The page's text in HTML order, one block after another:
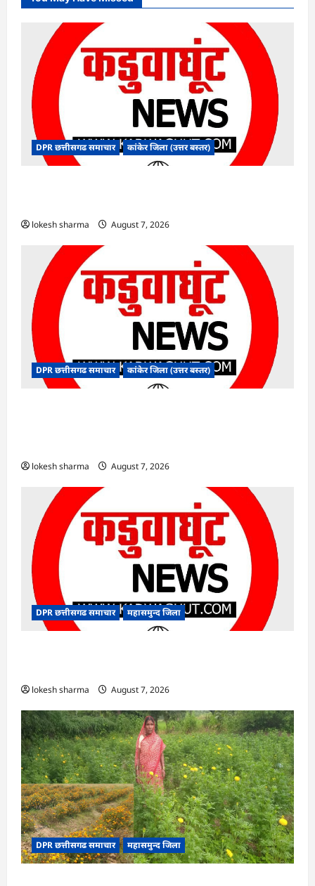
DPR छत्तीसगढ समाचार कांकेर जिला (उत्तर बस्तर)
lokesh sharma August 7, 2026
DPR छत्तीसगढ समाचार कांकेर जिला (उत्तर बस्तर)
lokesh sharma August 7, 2026
DPR छत्तीसगढ समाचार महासमुन्द जिला
lokesh sharma August 7, 2026
DPR छत्तीसगढ समाचार महासमुन्द जिला